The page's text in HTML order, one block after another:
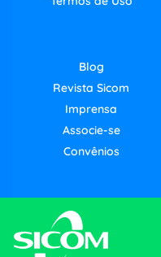
Blog
Revista Sicom
Imprensa
Associe-se
Convênios